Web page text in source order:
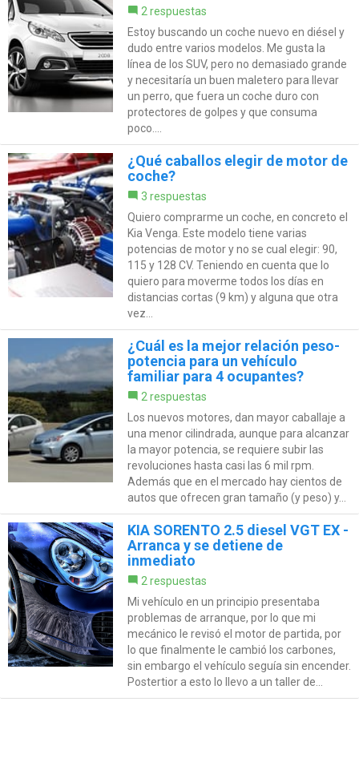
2 respuestas
Estoy buscando un coche nuevo en diésel y
dudo entre varios modelos. Me gusta la
línea de los SUV, pero no demasiado grande
y necesitaría un buen maletero para llevar
un perro, que fuera un coche duro con
protectores de golpes y que consuma
poco....
¿Qué caballos elegir de motor de
coche?
3 respuestas
Quiero comprarme un coche, en concreto el
Kia Venga. Este modelo tiene varias
potencias de motor y no se cual elegir: 90,
115 y 128 CV. Teniendo en cuenta que lo
quiero para moverme todos los días en
distancias cortas (9 km) y alguna que otra
vez...
¿Cuál es la mejor relación peso-
potencia para un vehículo
familiar para 4 ocupantes?
2 respuestas
Los nuevos motores, dan mayor caballaje a
una menor cilindrada, aunque para alcanzar
la mayor potencia, se requiere subir las
revoluciones hasta casi las 6 mil rpm.
Además que en el mercado hay cientos de
autos que ofrecen gran tamaño (y peso) y...
KIA SORENTO 2.5 diesel VGT EX -
Arranca y se detiene de
inmediato
2 respuestas
Mi vehículo en un principio presentaba
problemas de arranque, por lo que mi
mecánico le revisó el motor de partida, por
lo que finalmente le cambió los carbones,
sin embargo el vehículo seguía sin encender.
Postertior a esto lo llevo a un taller de...